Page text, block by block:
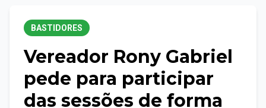
BASTIDORES
Vereador Rony Gabriel
pede para participar
das sessões de forma